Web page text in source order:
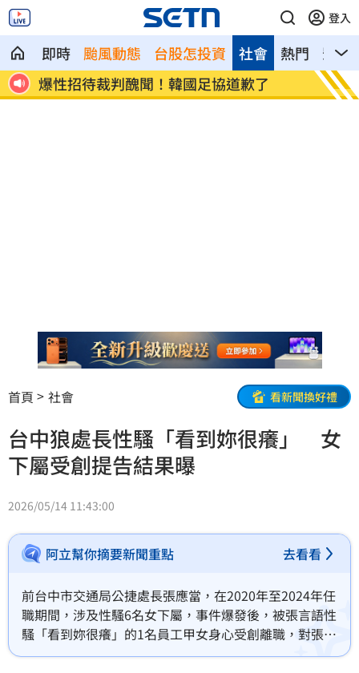
登入
即時 颱風動態 台股怎投資 熱門 影音
社會
準 爆性招待裁判醜聞！韓國足協道歉了
捲不
身
首頁 社會 看新聞換好禮
台中狼處長性騷「看到妳很癢」 女
下屬受創提告結果曝
2026/05/14 11:43:00
阿立幫你摘要新聞重點 去看看
前台中市交通局公捷處長張應當，在2020年至2024年任
職期間，涉及性騷6名女下屬，事件爆發後，被張言語性
騷「看到妳很癢」的1名員工甲女身心受創離職，對張提
告，案經台中地院審理、調解，張最後以百萬餘元與甲